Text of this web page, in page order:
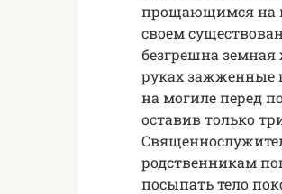
прощающимся на
своем
безгрешна
руках зажженные
на могиле перед
оставив только
родственникам
посыпать тело